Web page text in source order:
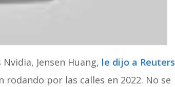
Jensen Huang, le dijo a Reuters
por las calles en 2022. No se